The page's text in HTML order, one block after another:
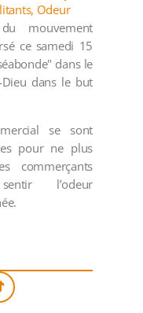
, Odeur
mouvement
ce samedi 15
dans le
dans le but
se sont
pour ne plus
commerçants
l’odeur